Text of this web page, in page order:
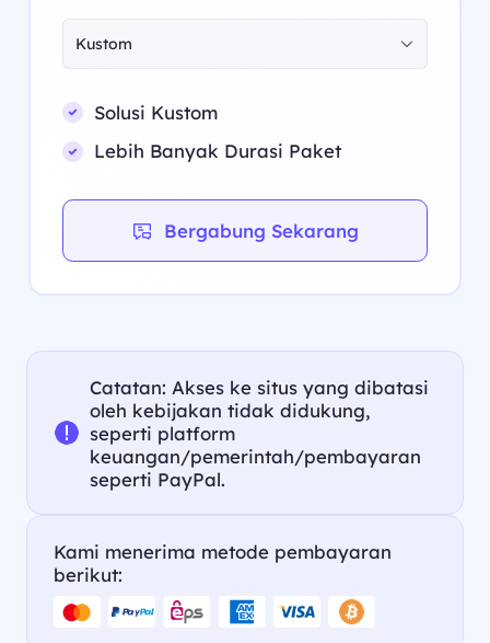
Kustom
Solusi Kustom
Lebih Banyak Durasi Paket
Bergabung Sekarang
Catatan: Akses ke situs yang dibatasi
oleh kebijakan tidak didukung,
seperti platform
keuangan/pemerintah/pembayaran
seperti PayPal.
Kami menerima metode pembayaran
berikut: